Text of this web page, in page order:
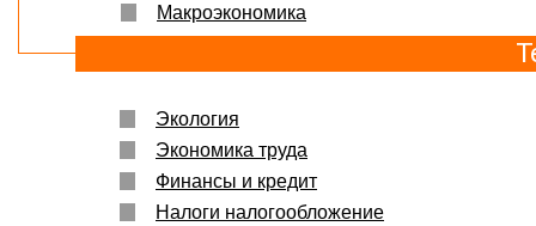
Макроэкономика
Экология
Экономика труда
Финансы и кредит
Налоги налогообложение